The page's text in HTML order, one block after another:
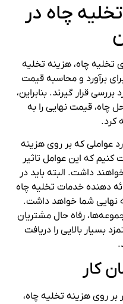
چاه در
تخلیه چاه، هزینه تخلیه
برآورد و محاسبه قیمت
قرار گیرند. بنابراین،
چاه، قیمت نهایی را به
کرد.
عواملی که بر روی هزینه
کنیم که این عوامل تاثیر
داشت. البته باید در
دهنده خدمات تخلیه چاه
نهایی شما خواهد داشت.
رفاه حال مشتریان
بسیار بالایی را دریافت
کار
بر روی هزینه تخلیه چاه،